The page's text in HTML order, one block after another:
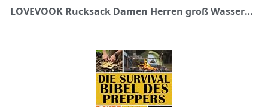
LOVEVOOK Rucksack Damen Herren groß Wasserdichter Laptop Rucksack 17,3 Zoll Rolltop Rucksäcke Schulrucksack für Uni Arbeit Reisen, Schwarz